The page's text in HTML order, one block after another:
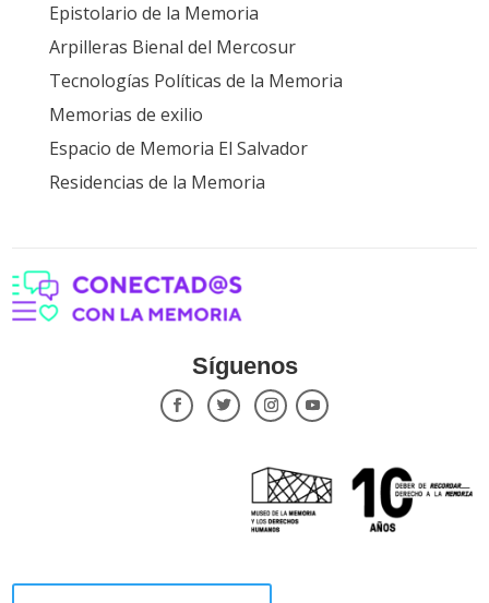
Epistolario de la Memoria
Arpilleras Bienal del Mercosur
Tecnologías Políticas de la Memoria
Memorias de exilio
Espacio de Memoria El Salvador
Residencias de la Memoria
Síguenos